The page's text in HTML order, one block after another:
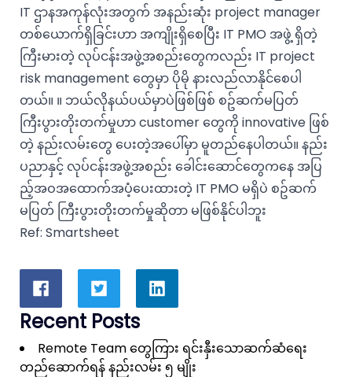
IT ဌာနအကုန်လုံးအတွက် အနည်းဆုံး project manager
တစ်ယောက်ရှိခြင်းဟာ အကျိုးရှိစေပြီး IT PMO အဖွဲ့ ရှိတဲ့
ကြီးမားတဲ့ လုပ်ငန်းအဖွဲ့အစည်းတွေကလည်း IT project
risk management တွေမှာ ပိုမို နားလည်လာနိုင်စေပါ
တယ်။ ။ ဘယ်လိုနယ်ပယ်မှာပဲဖြစ်ဖြစ် စဥ်ဆက်မပြတ်
ကြီးပွားတိုးတက်မှုဟာ customer တွေကို innovative ဖြစ်
တဲ့ နည်းလမ်းတွေ ပေးတဲ့အပေါ်မှာ မူတည်နေပါတယ်။ နည်း
ပညာနှင့် လုပ်ငန်းအဖွဲ့အစည်း ခေါင်းဆောင်တွေကနေ အပြ
ည့်အဝအထောက်အပံ့ပေးထားတဲ့ IT PMO မရှိပဲ စဥ်ဆက်
မပြတ် ကြီးပွားတိုးတက်မှုဆိုတာ မဖြစ်နိုင်ပါဘူး
Ref: Smartsheet
Recent Posts
Remote Team တွေကြား ရင်းနှီးသောဆက်ဆံရေး
တည်ဆောက်ရန် နည်းလမ်း ၅ မျိုး